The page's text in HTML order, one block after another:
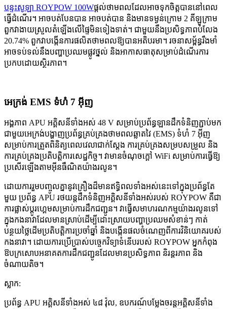
បន្ទះសូឡា ROYPOW 100Wផ្តល់ថាមពលដែលអាចទុកចិត្តបាននៅពេល
ធ្វើដំណើរ។ អាចបត់បែនបាន អាចបត់បាន និងមានទម្ងន់ក្រោម 2 គីឡូក្រាម
ពួកវាងាយស្រួលតំឡើងលើផ្ទៃមិនទៀងទាត់។ ជាមួយនឹងប្រសិទ្ធភាពបំលែង
20.74% ពួកវាបង្កើនការផលិតថាមពលឱ្យបានអតិបរមា។ រចនាសម្ព័ន្ធរឹងមាំ
អាចទប់ទល់នឹងបញ្ហាប្រឈមផ្លូវថ្នល់ និងអាកាសធាតុសម្រាប់ដំណើរការ
ប្រកបដោយស្ថិរភាព។
អេក្រង់ EMS ទំហំ 7 អ៊ីញ
អង្គភាព APU អគ្គិសនីទាំងអស់ 48 V សម្រាប់ប្រព័ន្ធឡានដឹកទំនិញភ្ជាប់មក
ជាមួយអេក្រង់បង្ហាញប្រព័ន្ធគ្រប់គ្រងថាមពលឆ្លាតវៃ (EMS) ទំហំ 7 អ៊ីញ
សម្រាប់ការត្រួតពិនិត្យពេលវេលាជាក់ស្តែង ការគ្រប់គ្រងសម្របសម្រួល និង
ការគ្រប់គ្រងប្រតិបត្តិការសេដ្ឋកិច្ច។ វាមានចំណុចក្តៅ WiFi សម្រាប់ការធ្វើឱ្យ
ប្រសើរឡើងតាមអ៊ីនធឺណិតយ៉ាងរលូន។
ដោយ​ការ​រួម​បញ្ចូល​គ្នា​នូវ​គ្រឿង​ដ៏​មាន​ឥទ្ធិពល​ទាំង​អស់​នេះ​ទៅ​ក្នុង​ប្រព័ន្ធ​តែ​
មួយ ប្រព័ន្ធ APU រថយន្ត​ដឹក​ទំនិញ​អគ្គិសនី​ទាំង​អស់​របស់ ROYPOW គឺជា​
ការ​ផ្លាស់​ប្តូរ​ហ្គេម​សម្រាប់​ការ​ដឹក​ជញ្ជូន។ វា​ធ្វើ​សមាហរណកម្ម​យ៉ាង​រលូន​ទៅ​
ក្នុង​កង​នាវា​ដែល​មាន​ស្រាប់​ដើម្បី​ដោះស្រាយ​បញ្ហា​ប្រឈម​សំខាន់ៗ កាត់​
បន្ថយ​ថ្លៃ​ដើម​ប្រតិបត្តិការ​ប្រចាំ​ឆ្នាំ និង​បង្កើន​ផល​ចំណេញ​ពី​ការ​វិនិយោគ​របស់​
កង​នាវា។ ដោយ​ការ​ប្រើប្រាស់​បច្ចេកវិទ្យា​ទំនើប​របស់ ROYPOW អ្នក​កំពុង​
ឱប​ក្រសោប​អនាគត​ការ​ដឹក​ជញ្ជូន​ដែល​មាន​ប្រសិទ្ធភាព និរន្តរភាព និង​
ចំណាយ​តិច។
ស្លាក:
ប្រព័ន្ធ APU អគ្គិសនីទាំងអស់ ៤៨ វ៉ុល, ឧបករណ៍បម្លែងចរន្តអគ្គិសនីទាំង